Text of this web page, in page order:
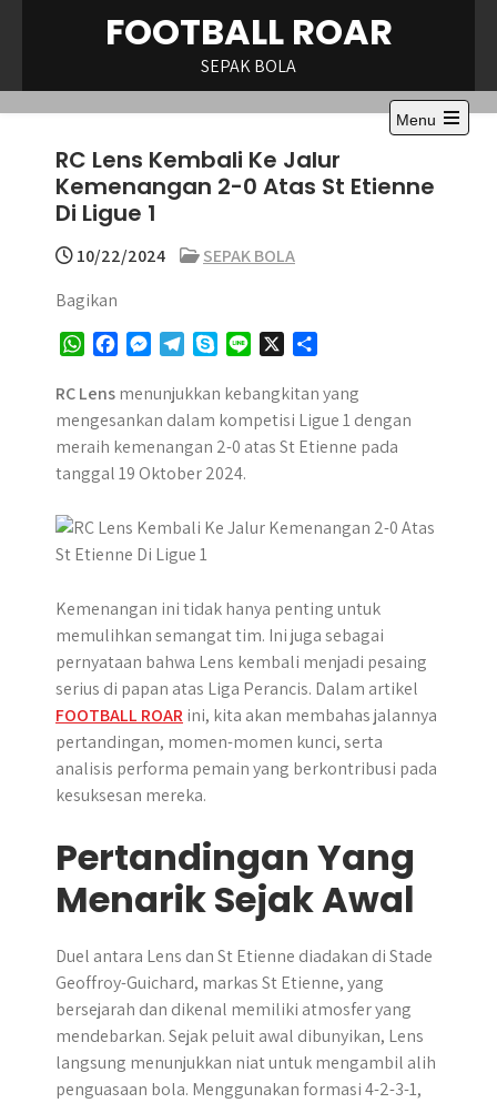
FOOTBALL ROAR
SEPAK BOLA
Menu
Open
menu
RC Lens Kembali Ke Jalur
Kemenangan 2-0 Atas St Etienne
Di Ligue 1
10/22/2024
SEPAK BOLA
Bagikan
W
a
t
s
A
p
c
e
b
o
s
s
e
n
r
l
e
g
r
y
p
e
n
e
a
r
e
RC Lensmenunjukkan kebangkitan yang
mengesankan dalam kompetisi Ligue 1 dengan
meraih kemenangan 2-0 atas St Etienne pada
tanggal 19 Oktober 2024.
Kemenangan ini tidak hanya penting untuk
memulihkan semangat tim. Ini juga sebagai
pernyataan bahwa Lens kembali menjadi pesaing
serius di papan atas Liga Perancis. Dalam artikel
FOOTBALL ROAR ini, kita akan membahas jalannya
pertandingan, momen-momen kunci, serta
analisis performa pemain yang berkontribusi pada
kesuksesan mereka.
Pertandingan Yang
Menarik Sejak Awal
Duel antara Lens dan St Etienne diadakan di Stade
Geoffroy-Guichard, markas St Etienne, yang
bersejarah dan dikenal memiliki atmosfer yang
mendebarkan. Sejak peluit awal dibunyikan, Lens
langsung menunjukkan niat untuk mengambil alih
penguasaan bola. Menggunakan formasi 4-2-3-1,